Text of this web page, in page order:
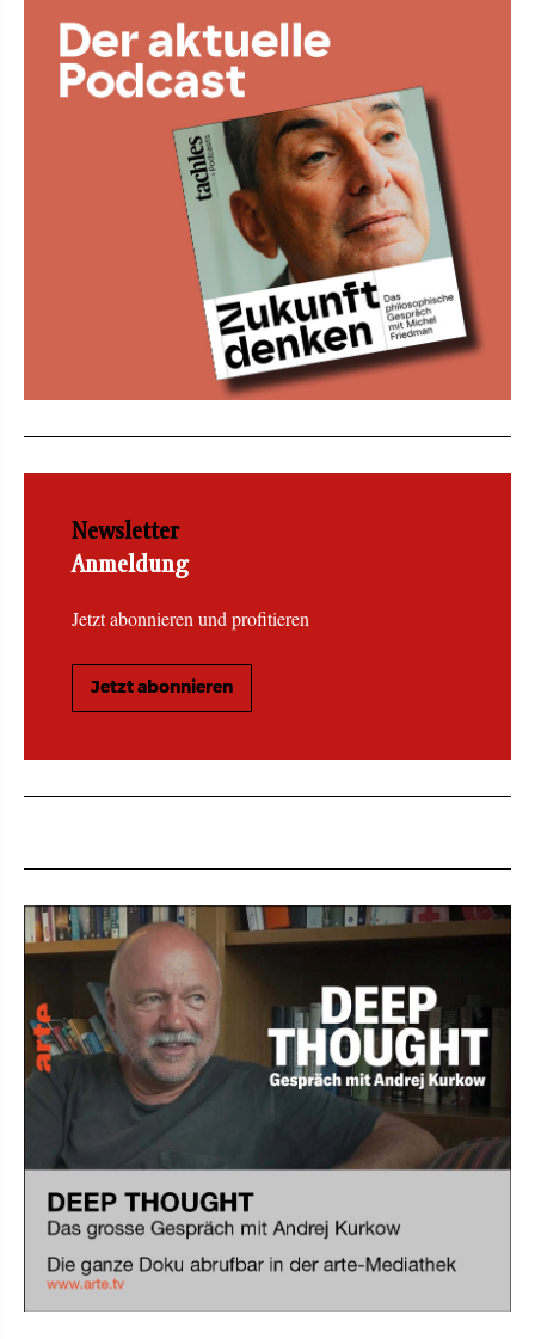
Newsletter
Anmeldung
Jetzt abonnieren und profitieren
Jetzt abonnieren